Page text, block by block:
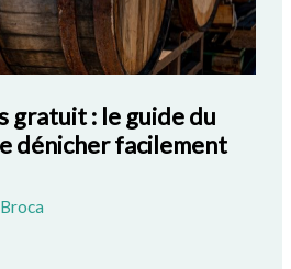
gratuit : le guide du
dénicher facilement